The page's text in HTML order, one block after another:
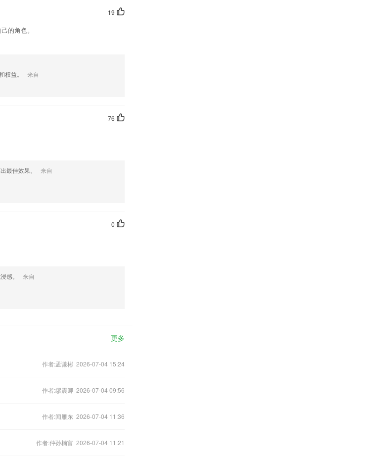
应用商店进行打分评论，说出您的使用
19
的角色。
权益。
来自
76
最佳效果。
来自
0
感。
来自
更多
作者:孟谦彬 2026-07-04 15:24
作者:缪震卿 2026-07-04 09:56
作者:闻雁东 2026-07-04 11:36
作者:仲孙楠富 2026-07-04 11:21